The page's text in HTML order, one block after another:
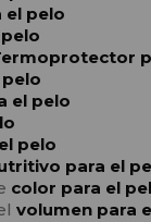
el pelo
el pelo
pelo
para el
color para el
volumen para